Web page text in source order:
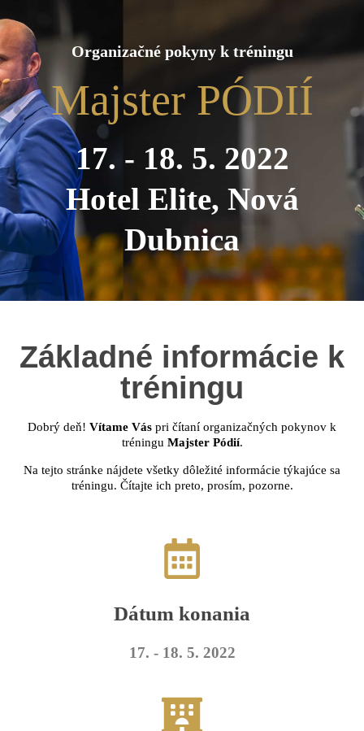
Organizačné pokyny k tréningu
Majster PÓDIÍ
17. - 18. 5. 2022
Hotel Elite, Nová
Dubnica
Základné informácie k
tréningu
Dobrý deň! Vítame Vás pri čítaní organizačných pokynov k
tréningu Majster Pódií.
Na tejto stránke nájdete všetky dôležité informácie týkajúce sa
tréningu. Čítajte ich preto, prosím, pozorne.
Dátum konania
17. - 18. 5. 2022